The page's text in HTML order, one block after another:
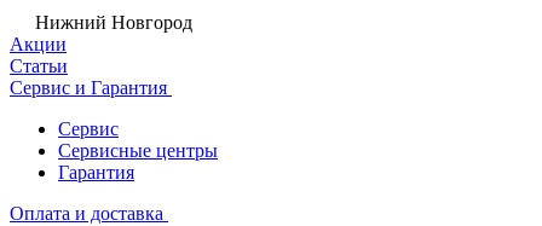
Нижний Новгород
Акции
Статьи
Сервис и Гарантия
Сервис
Сервисные центры
Гарантия
Оплата и доставка